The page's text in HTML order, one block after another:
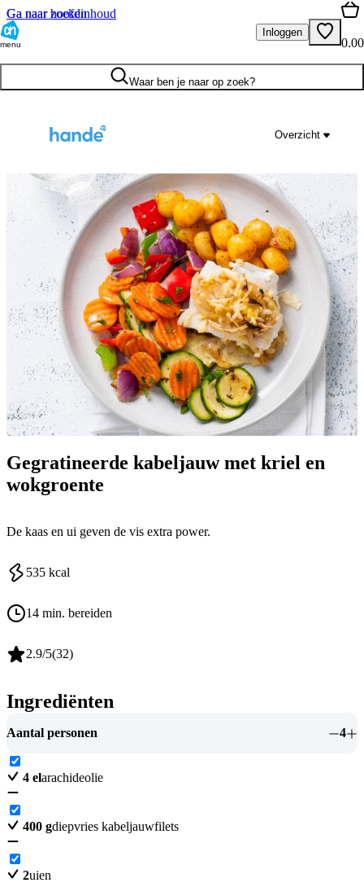
Ga naar hoofdinhoud
Ga naar zoeken
menu
Inloggen
0.00
Waar ben je naar op zoek?
Overzicht
Gegratineerde kabeljauw met kriel en
wokgroente
De kaas en ui geven de vis extra power.
535 kcal
14 min. bereiden
2.9/5(32)
Ingrediënten
Aantal personen 4
4 elarachideolie
400 gdiepvries kabeljauwfilets
2uien